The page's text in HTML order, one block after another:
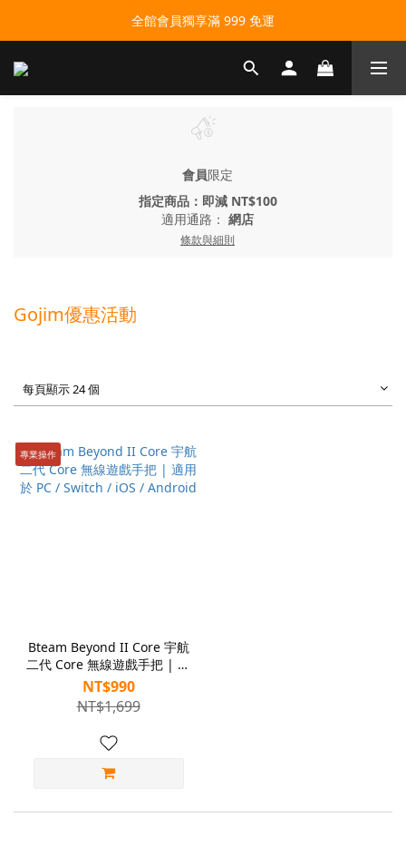
全館會員獨享滿 999 免運
會員限定
指定商品：即減 NT$100
適用通路： 網店
條款與細則
Gojim優惠活動
每頁顯示 24 個
專業操作
Bteam Beyond II Core 宇航
二代 Core 無線遊戲手把 | 適
用於 PC / Switch / iOS /
Android
NT$990
NT$1,699